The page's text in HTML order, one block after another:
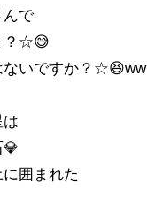
んで
？☆😅
ないですか？☆😆ww
囲まれた